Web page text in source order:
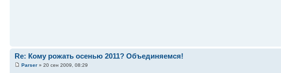
Re: Кому рожать осенью 2011? Объединяемся!
Parser » 20 сен 2009, 08:29